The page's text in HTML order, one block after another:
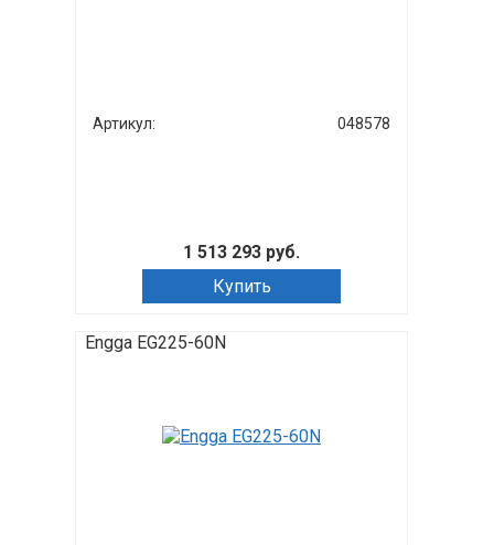
Артикул: 048578
1 513 293 руб.
Купить
Engga EG225-60N